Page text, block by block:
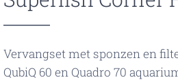
Vervangset met sponzen en
QubiQ 60 en Quadro 70